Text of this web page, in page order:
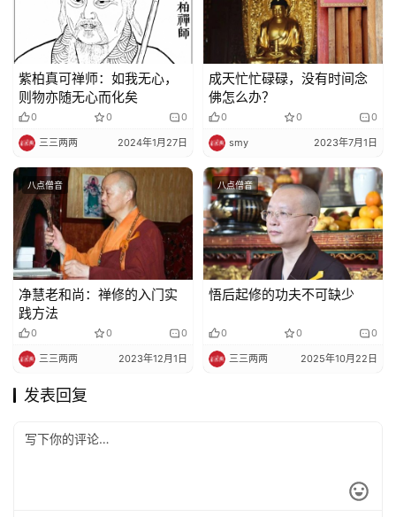
紫柏真可禅师：如我无心，
则物亦随无心而化矣
0 0 0
三三两两 2024年1月27日
成天忙忙碌碌，没有时间念
佛怎么办？
0 0 0
smy 2023年7月1日
八点僧音
净慧老和尚：禅修的入门实
践方法
0 0 0
三三两两 2023年12月1日
八点僧音
悟后起修的功夫不可缺少
0 0 0
三三两两 2025年10月22日
发表回复